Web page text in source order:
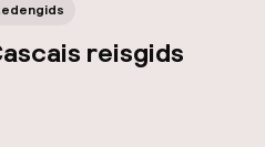
reisgids